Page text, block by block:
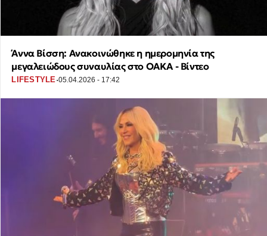
Άννα Βίσση: Ανακοινώθηκε η ημερομηνία της
μεγαλειώδους συναυλίας στο ΟΑΚΑ - Βίντεο
LIFESTYLE·05.04.2026 - 17:42